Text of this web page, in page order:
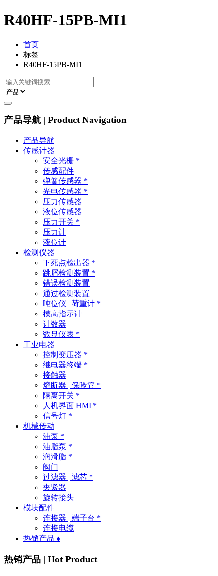
R40HF-15PB-MI1
首页
标签
R40HF-15PB-MI1
产品导航 | Product Navigation
产品导航
传感计器
安全光栅 *
传感配件
弹簧传感器 *
光电传感器 *
压力传感器
液位传感器
压力开关 *
压力计
液位计
检测仪器
下死点检出器 *
跳屑检测装置 *
错误检测装置
通过检测装置
吨位仪 | 荷重计 *
模高指示计
计数器
数显仪表 *
工业电器
控制变压器 *
继电器终端 *
接触器
熔断器 | 保险管 *
隔离开关 *
人机界面 HMI *
信号灯 *
机械传动
油泵 *
油脂泵 *
润滑脂 *
阀门
过滤器 | 滤芯 *
夹紧器
旋转接头
模块配件
连接器 | 端子台 *
连接电缆
热销产品 ♦
热销产品 | Hot Product